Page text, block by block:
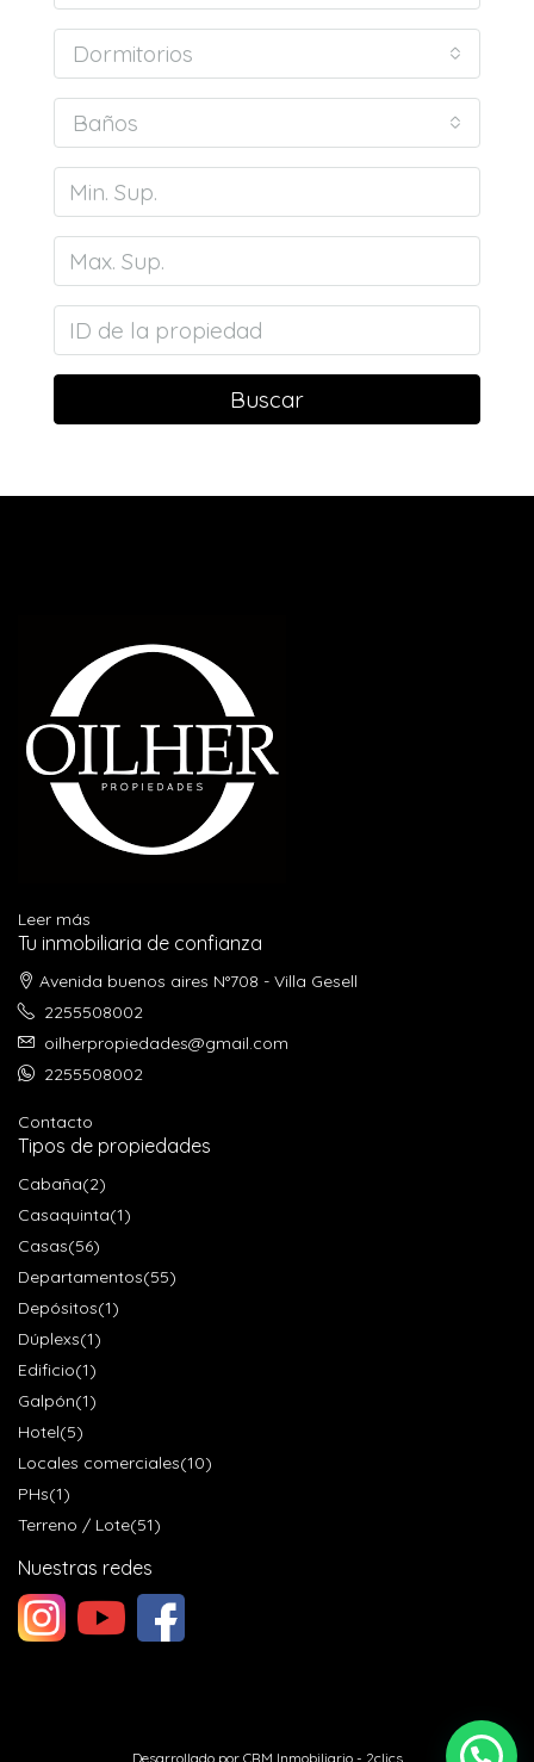
Dormitorios
Baños
Buscar
Leer más
Tu inmobiliaria de confianza
Avenida buenos aires N°708 - Villa Gesell
2255508002
oilherpropiedades@gmail.com
2255508002
Contacto
Tipos de propiedades
Cabaña(2)
Casaquinta(1)
Casas(56)
Departamentos(55)
Depósitos(1)
Dúplexs(1)
Edificio(1)
Galpón(1)
Hotel(5)
Locales comerciales(10)
PHs(1)
Terreno / Lote(51)
Nuestras redes
Desarrollado por CRM Inmobiliario - 2clics